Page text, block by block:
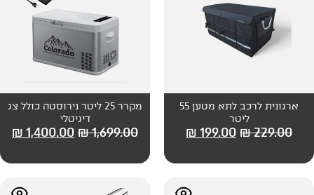
ארגונית לרכב לתא מטען 55
₪
מקרר 25 ליטר נירוסטה כולל צג
1,699.00
1,400.00
₪